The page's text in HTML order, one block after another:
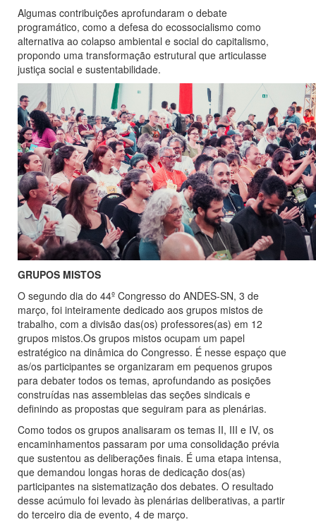
Algumas contribuições aprofundaram o debate
programático, como a defesa do ecossocialismo como
alternativa ao colapso ambiental e social do capitalismo,
propondo uma transformação estrutural que articulasse
justiça social e sustentabilidade.
GRUPOS MISTOS
O segundo dia do 44º Congresso do ANDES-SN, 3 de
março, foi inteiramente dedicado aos grupos mistos de
trabalho, com a divisão das(os) professores(as) em 12
grupos mistos.Os grupos mistos ocupam um papel
estratégico na dinâmica do Congresso. É nesse espaço que
as/os participantes se organizaram em pequenos grupos
para debater todos os temas, aprofundando as posições
construídas nas assembleias das seções sindicais e
definindo as propostas que seguiram para as plenárias.
Como todos os grupos analisaram os temas II, III e IV, os
encaminhamentos passaram por uma consolidação prévia
que sustentou as deliberações finais. É uma etapa intensa,
que demandou longas horas de dedicação dos(as)
participantes na sistematização dos debates. O resultado
desse acúmulo foi levado às plenárias deliberativas, a partir
do terceiro dia de evento, 4 de março.